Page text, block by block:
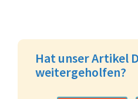
Hat unser Artikel
weitergeholfen?